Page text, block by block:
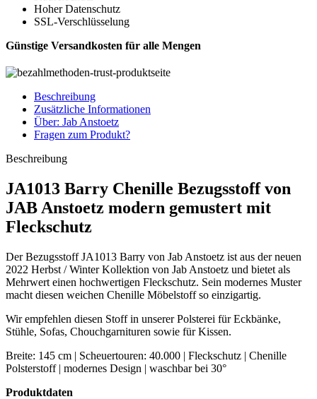
Hoher Datenschutz
SSL-Verschlüsselung
Günstige Versandkosten für alle Mengen
Beschreibung
Zusätzliche Informationen
Über: Jab Anstoetz
Fragen zum Produkt?
Beschreibung
JA1013 Barry Chenille Bezugsstoff von
JAB Anstoetz modern gemustert mit
Fleckschutz
Der Bezugsstoff JA1013 Barry von Jab Anstoetz ist aus der neuen
2022 Herbst / Winter Kollektion von Jab Anstoetz und bietet als
Mehrwert einen hochwertigen Fleckschutz. Sein modernes Muster
macht diesen weichen Chenille Möbelstoff so einzigartig.
Wir empfehlen diesen Stoff in unserer Polsterei für Eckbänke,
Stühle, Sofas, Chouchgarnituren sowie für Kissen.
Breite: 145 cm | Scheuertouren: 40.000 | Fleckschutz | Chenille
Polsterstoff | modernes Design | waschbar bei 30°
Produktdaten